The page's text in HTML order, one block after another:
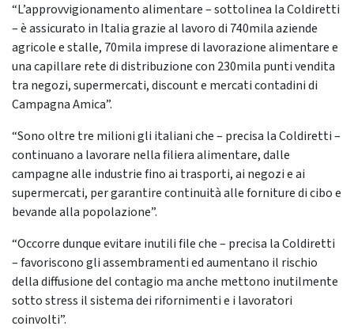
“L’approvvigionamento alimentare – sottolinea la Coldiretti
– è assicurato in Italia grazie al lavoro di 740mila aziende
agricole e stalle, 70mila imprese di lavorazione alimentare e
una capillare rete di distribuzione con 230mila punti vendita
tra negozi, supermercati, discount e mercati contadini di
Campagna Amica”.
“Sono oltre tre milioni gli italiani che – precisa la Coldiretti –
continuano a lavorare nella filiera alimentare, dalle
campagne alle industrie fino ai trasporti, ai negozi e ai
supermercati, per garantire continuità alle forniture di cibo e
bevande alla popolazione”.
“Occorre dunque evitare inutili file che – precisa la Coldiretti
– favoriscono gli assembramenti ed aumentano il rischio
della diffusione del contagio ma anche mettono inutilmente
sotto stress il sistema dei rifornimenti e i lavoratori
coinvolti”.